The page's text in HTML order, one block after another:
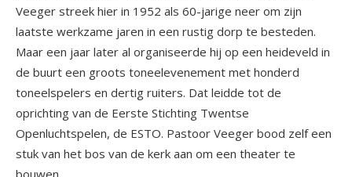
Veeger streek hier in 1952 als 60-jarige neer om zijn
laatste werkzame jaren in een rustig dorp te besteden.
Maar een jaar later al organiseerde hij op een heideveld in
de buurt een groots toneelevenement met honderd
toneelspelers en dertig ruiters. Dat leidde tot de
oprichting van de Eerste Stichting Twentse
Openluchtspelen, de ESTO. Pastoor Veeger bood zelf een
stuk van het bos van de kerk aan om een theater te